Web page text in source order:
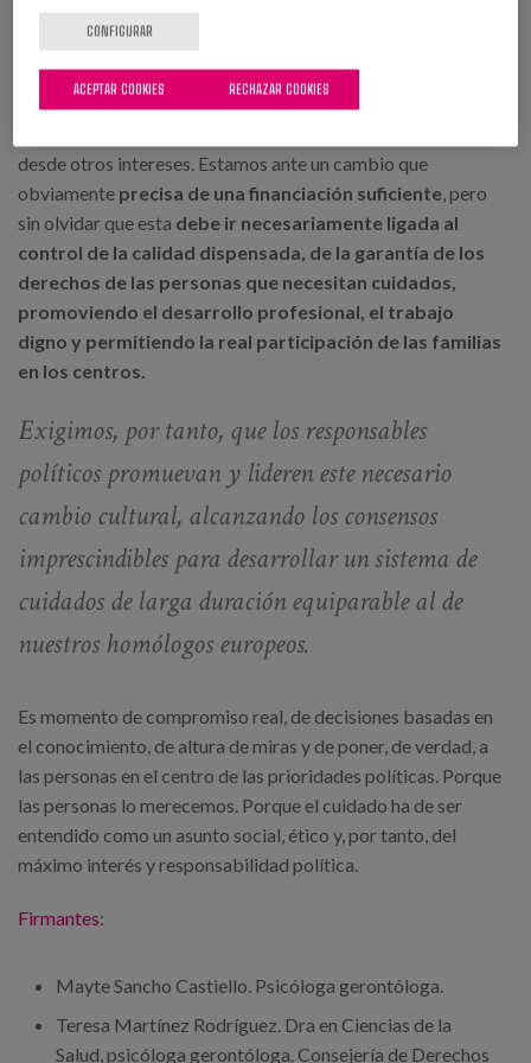
viven en residencias?
No cabe aceptar incongruencias entre discursos
declarativos sobre la necesidad de transformar el actual
desde otros intereses. Estamos ante un cambio que
obviamente precisa de una financiación suficiente, pero
sin olvidar que esta debe ir necesariamente ligada al
control de la calidad dispensada, de la garantía de los
derechos de las personas que necesitan cuidados,
promoviendo el desarrollo profesional, el trabajo
digno y permitiendo la real participación de las familias
en los centros.
Exigimos, por tanto, que los responsables
políticos promuevan y lideren este necesario
cambio cultural, alcanzando los consensos
imprescindibles para desarrollar un sistema de
cuidados de larga duración equiparable al de
nuestros homólogos europeos.
Es momento de compromiso real, de decisiones basadas en
el conocimiento, de altura de miras y de poner, de verdad, a
las personas en el centro de las prioridades políticas. Porque
las personas lo merecemos. Porque el cuidado ha de ser
entendido como un asunto social, ético y, por tanto, del
máximo interés y responsabilidad política.
Firmantes:
Mayte Sancho Castiello. Psicóloga gerontóloga.
Teresa Martínez Rodríguez. Dra en Ciencias de la
Salud, psicóloga gerontóloga. Consejería de Derechos
CONFIGURAR
RECHAZAR COOKIES
ACEPTAR COOKIES